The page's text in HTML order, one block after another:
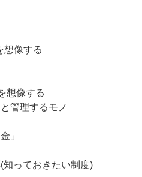
想像する
想像する
管理するモノ
」
っておきたい制度)